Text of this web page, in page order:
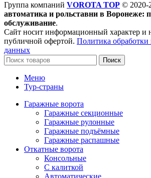
Группа компаний VOROTA TOP © 2020-
автоматика и рольставни в Воронеже:
обслуживание.
Сайт носит информационный характер и
публичной офертой. Политика обработки
данных
Поиск
Меню
Тур-страны
Гаражные ворота
Гаражные секционные
Гаражные рулонные
Гаражные подъёмные
Гаражные распашные
Откатные ворота
Консольные
С калиткой